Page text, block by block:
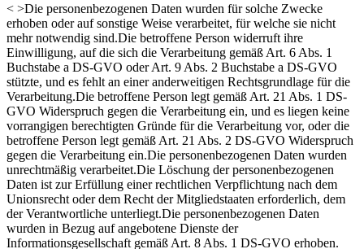
< >Die personenbezogenen Daten wurden für solche Zwecke
erhoben oder auf sonstige Weise verarbeitet, für welche sie nicht
mehr notwendig sind.Die betroffene Person widerruft ihre
Einwilligung, auf die sich die Verarbeitung gemäß Art. 6 Abs. 1
Buchstabe a DS-GVO oder Art. 9 Abs. 2 Buchstabe a DS-GVO
stützte, und es fehlt an einer anderweitigen Rechtsgrundlage für die
Verarbeitung.Die betroffene Person legt gemäß Art. 21 Abs. 1 DS-
GVO Widerspruch gegen die Verarbeitung ein, und es liegen keine
vorrangigen berechtigten Gründe für die Verarbeitung vor, oder die
betroffene Person legt gemäß Art. 21 Abs. 2 DS-GVO Widerspruch
gegen die Verarbeitung ein.Die personenbezogenen Daten wurden
unrechtmäßig verarbeitet.Die Löschung der personenbezogenen
Daten ist zur Erfüllung einer rechtlichen Verpflichtung nach dem
Unionsrecht oder dem Recht der Mitgliedstaaten erforderlich, dem
der Verantwortliche unterliegt.Die personenbezogenen Daten
wurden in Bezug auf angebotene Dienste der
Informationsgesellschaft gemäß Art. 8 Abs. 1 DS-GVO erhoben.